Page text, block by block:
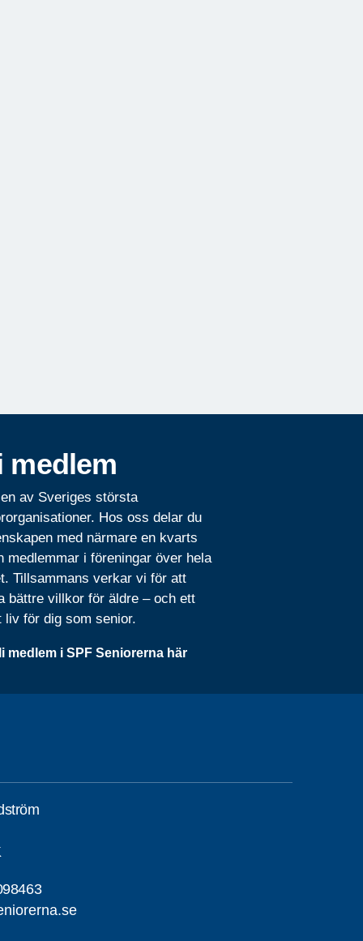
medlem
av Sveriges största
Hos oss delar du
med närmare en kvarts
medlemmar i föreningar över hela
Tillsammans verkar vi för att
bättre villkor för äldre – och ett
liv för dig som senior.
medlem i SPF Seniorerna här